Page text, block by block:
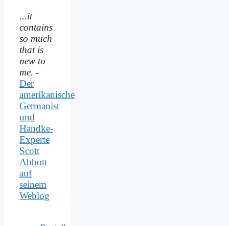
...it
contains
so much
that is
new to
me. -
Der
amerikanische
Germanist
und
Handke-
Experte
Scott
Abbott
auf
seinem
Weblog